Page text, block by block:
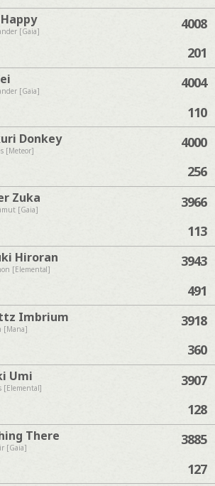
[Gaia]
4008
201
[Gaia]
4004
110
Donkey
[Meteor]
4000
256
Zuka
[Gaia]
3966
113
Hiroran
[Elemental]
3943
491
Imbrium
[Mana]
3918
360
Umi
[Elemental]
3907
128
There
[Gaia]
3885
127